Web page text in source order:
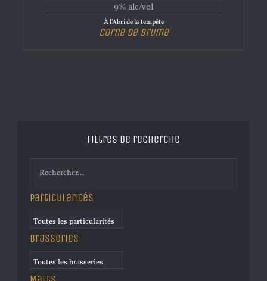
9% alc/vol
À l'Abri de la tempête
Corne de brume
Filtres de recherche
Particularités
Brasseries